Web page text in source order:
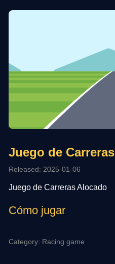
Juego de Carreras
Released: 2025-01-06
Juego de Carreras Alocado
Cómo jugar
Category: Racing game